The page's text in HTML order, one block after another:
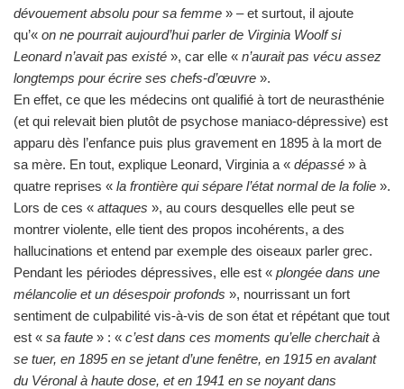
dévouement absolu pour sa femme » – et surtout, il ajoute
qu’« on ne pourrait aujourd’hui parler de Virginia Woolf si
Leonard n’avait pas existé », car elle « n’aurait pas vécu assez
longtemps pour écrire ses chefs-d’œuvre ».
En effet, ce que les médecins ont qualifié à tort de neurasthénie
(et qui relevait bien plutôt de psychose maniaco-dépressive) est
apparu dès l’enfance puis plus gravement en 1895 à la mort de
sa mère. En tout, explique Leonard, Virginia a « dépassé » à
quatre reprises « la frontière qui sépare l’état normal de la folie ».
Lors de ces « attaques », au cours desquelles elle peut se
montrer violente, elle tient des propos incohérents, a des
hallucinations et entend par exemple des oiseaux parler grec.
Pendant les périodes dépressives, elle est « plongée dans une
mélancolie et un désespoir profonds », nourrissant un fort
sentiment de culpabilité vis-à-vis de son état et répétant que tout
est « sa faute » : « c’est dans ces moments qu’elle cherchait à
se tuer, en 1895 en se jetant d’une fenêtre, en 1915 en avalant
du Véronal à haute dose, et en 1941 en se noyant dans